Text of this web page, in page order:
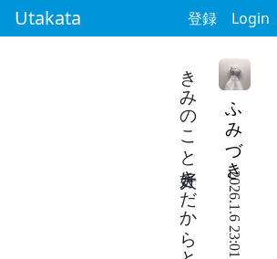
Utakata 登録 Login
ふみづき
2026.1.6 23:01